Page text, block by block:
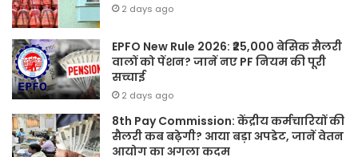
2 days ago
EPFO New Rule 2026: ₹25,000 बेसिक सैलरी
वालों को पेंशन? जानें नए PF नियम की पूरी
सच्चाई
2 days ago
8th Pay Commission: केंद्रीय कर्मचारियों की
सैलरी कब बढ़ेगी? आया बड़ा अपडेट, जानें वेतन
आयोग का अगला कदम